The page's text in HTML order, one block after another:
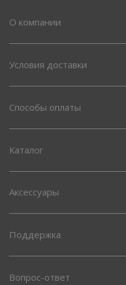
О компании
Условия доставки
Способы оплаты
Каталог
Аксессуары
Поддержка
Вопрос-ответ